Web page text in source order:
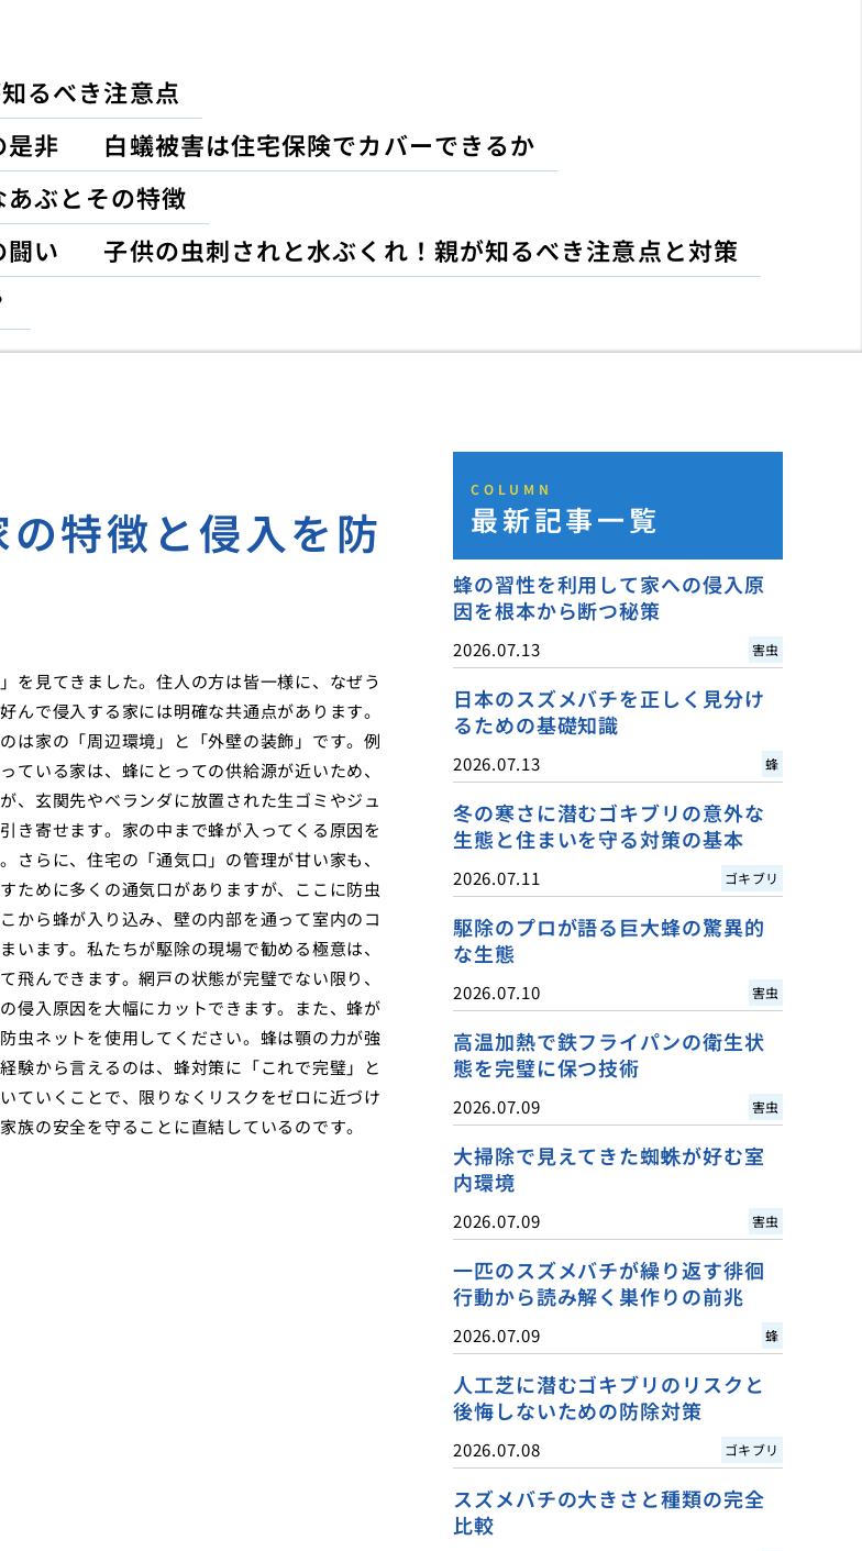
るべき注意点
是非
白蟻被害は住宅保険でカバーできるか
ぶとその特徴
い
子供の虫刺されと水ぶくれ！親が知るべき注意点と対策
特徴と侵入を防
を見てきました。住人の方は皆一様に、なぜう
で侵入する家には明確な共通点があります。
は家の「周辺環境」と「外壁の装飾」です。例
いる家は、蜂にとっての供給源が近いため、
、玄関先やベランダに放置された生ゴミやジュ
き寄せます。家の中まで蜂が入ってくる原因を
らに、住宅の「通気口」の管理が甘い家も、
ために多くの通気口がありますが、ここに防虫
から蜂が入り込み、壁の内部を通って室内のコ
ます。私たちが駆除の現場で勧める極意は、
んできます。網戸の状態が完璧でない限り、
侵入原因を大幅にカットできます。また、蜂が
虫ネットを使用してください。蜂は顎の力が強
験から言えるのは、蜂対策に「これで完璧」と
ていくことで、限りなくリスクをゼロに近づけ
の安全を守ることに直結しているのです。
COLUMN
最新記事一覧
蜂の習性を利用して家への侵入原
因を根本から断つ秘策
2026.07.13 害虫
日本のスズメバチを正しく見分け
るための基礎知識
2026.07.13 蜂
冬の寒さに潜むゴキブリの意外な
生態と住まいを守る対策の基本
2026.07.11 ゴキブリ
駆除のプロが語る巨大蜂の驚異的
な生態
2026.07.10 害虫
高温加熱で鉄フライパンの衛生状
態を完璧に保つ技術
2026.07.09 害虫
大掃除で見えてきた蜘蛛が好む室
内環境
2026.07.09 害虫
一匹のスズメバチが繰り返す徘徊
行動から読み解く巣作りの前兆
2026.07.09 蜂
人工芝に潜むゴキブリのリスクと
後悔しないための防除対策
2026.07.08 ゴキブリ
スズメバチの大きさと種類の完全
比較